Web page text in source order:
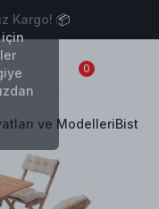
için
0
ve ModelleriBistro